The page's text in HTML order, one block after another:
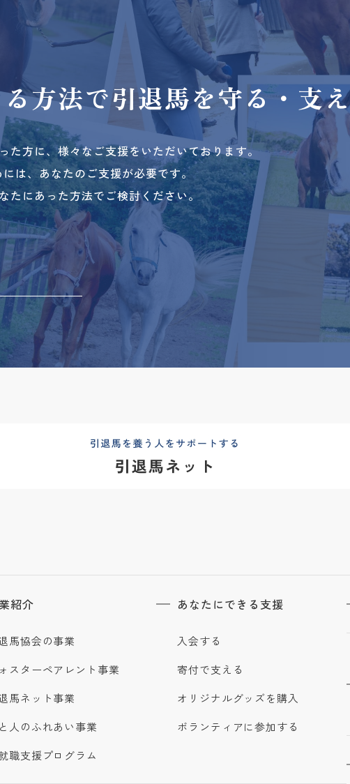
方法で引退馬を守る・支
た方に、様々なご支援をいただいております。
は、あなたのご支援が必要です。
たにあった方法でご検討ください。
紹介
馬協会の事業
スターペアレント事業
馬ネット事業
人のふれあい事業
職支援プログラム
あなたにできる支援
入会する
寄付で支える
オリジナルグッズを購入
ボランティアに参加する